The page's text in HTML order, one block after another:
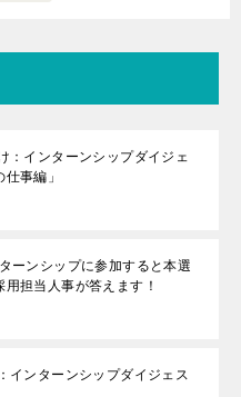
：インターンシップダイジェ
事編」
ーンシップに参加すると本選
担当人事が答えます！
インターンシップダイジェス